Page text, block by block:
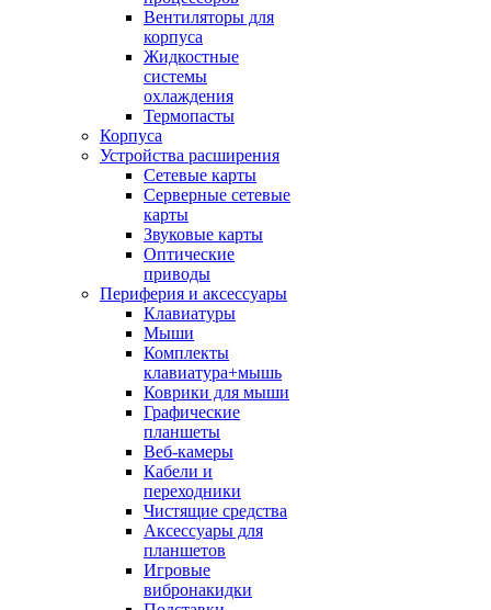
Вентиляторы для
корпуса
Жидкостные
системы
охлаждения
Термопасты
Корпуса
Устройства расширения
Сетевые карты
Серверные сетевые
карты
Звуковые карты
Оптические
приводы
Периферия и аксессуары
Клавиатуры
Мыши
Комплекты
клавиатура+мышь
Коврики для мыши
Графические
планшеты
Веб-камеры
Кабели и
переходники
Чистящие средства
Аксессуары для
планшетов
Игровые
вибронакидки